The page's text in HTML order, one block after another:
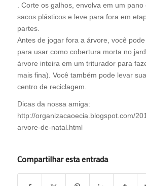
. Corte os galhos, envolva em um
sacos plásticos e leve para fora em
partes.
Antes de jogar fora a árvore, você
para usar como cobertura morta no
árvore inteira em um triturador para
mais fina). Você também pode levar
centro de reciclagem.
Dicas da nossa amiga:
http://organizacaoecia.blogspot.com/
arvore-de-natal.html
Compartilhar esta entrada